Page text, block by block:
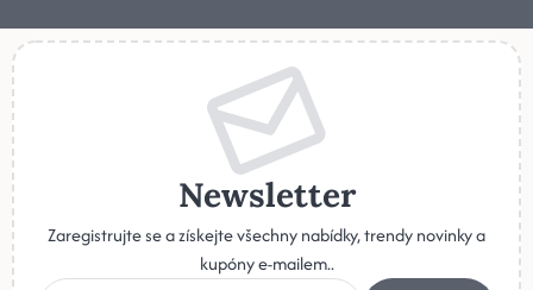
Newsletter
Zaregistrujte se a získejte všechny nabídky, trendy novinky a
kupóny e-mailem..